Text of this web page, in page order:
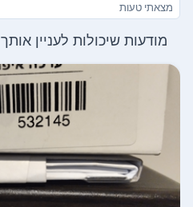
מצאתי טעות
מודעות שיכולות לעניין אותך